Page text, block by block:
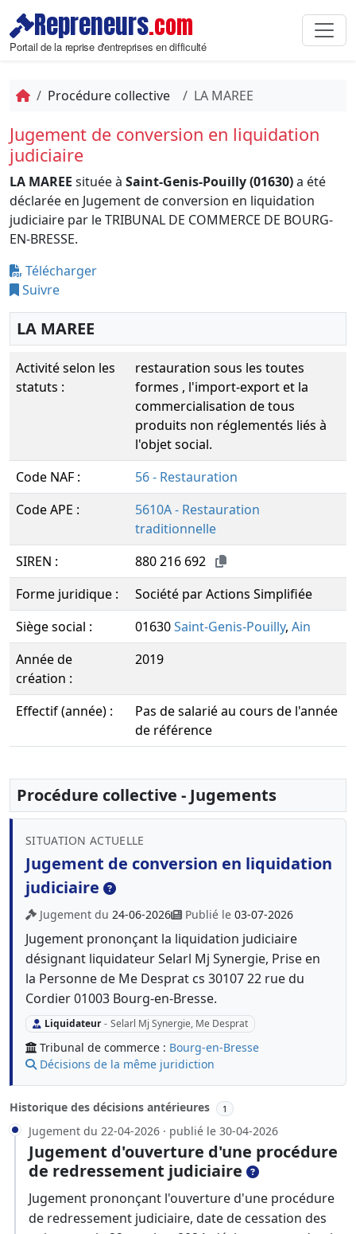
Repreneurs.com
Portail de la reprise d'entreprises en difficulté
Procédure collective LA MAREE
Jugement de conversion en liquidation
judiciaire
LA MAREE située à Saint-Genis-Pouilly (01630)a été
déclarée en Jugement de conversion en liquidation
judiciaire par le TRIBUNAL DE COMMERCE DE BOURG-
EN-BRESSE.
Télécharger
Suivre
LA MAREE
Activité selon les
statuts :
restauration sous les toutes
formes , l'import-export et la
commercialisation de tous
produits non réglementés liés à
l'objet social.
Code NAF :
56 - Restauration
Code APE :
5610A - Restauration
traditionnelle
SIREN :
880 216 692
Forme juridique :
Société par Actions Simplifiée
Siège social :
01630Saint-Genis-Pouilly, Ain
Année de
création :
2019
Effectif (année) :
Pas de salarié au cours de l'année
de référence
Procédure collective - Jugements
SITUATION ACTUELLE
Jugement de conversion en liquidation
judiciaire
Jugement du 24-06-2026 Publié le 03-07-2026
Jugement prononçant la liquidation judiciaire
désignant liquidateur Selarl Mj Synergie, Prise en
la Personne de Me Desprat cs 30107 22 rue du
Cordier 01003 Bourg-en-Bresse.
Liquidateur - Selarl Mj Synergie, Me Desprat
Tribunal de commerce : Bourg-en-Bresse
Décisions de la même juridiction
Historique des décisions antérieures 1
Jugement du 22-04-2026 · publié le 30-04-2026
Jugement d'ouverture d'une procédure
de redressement judiciaire
Jugement prononçant l'ouverture d'une procédure
de redressement judiciaire, date de cessation des